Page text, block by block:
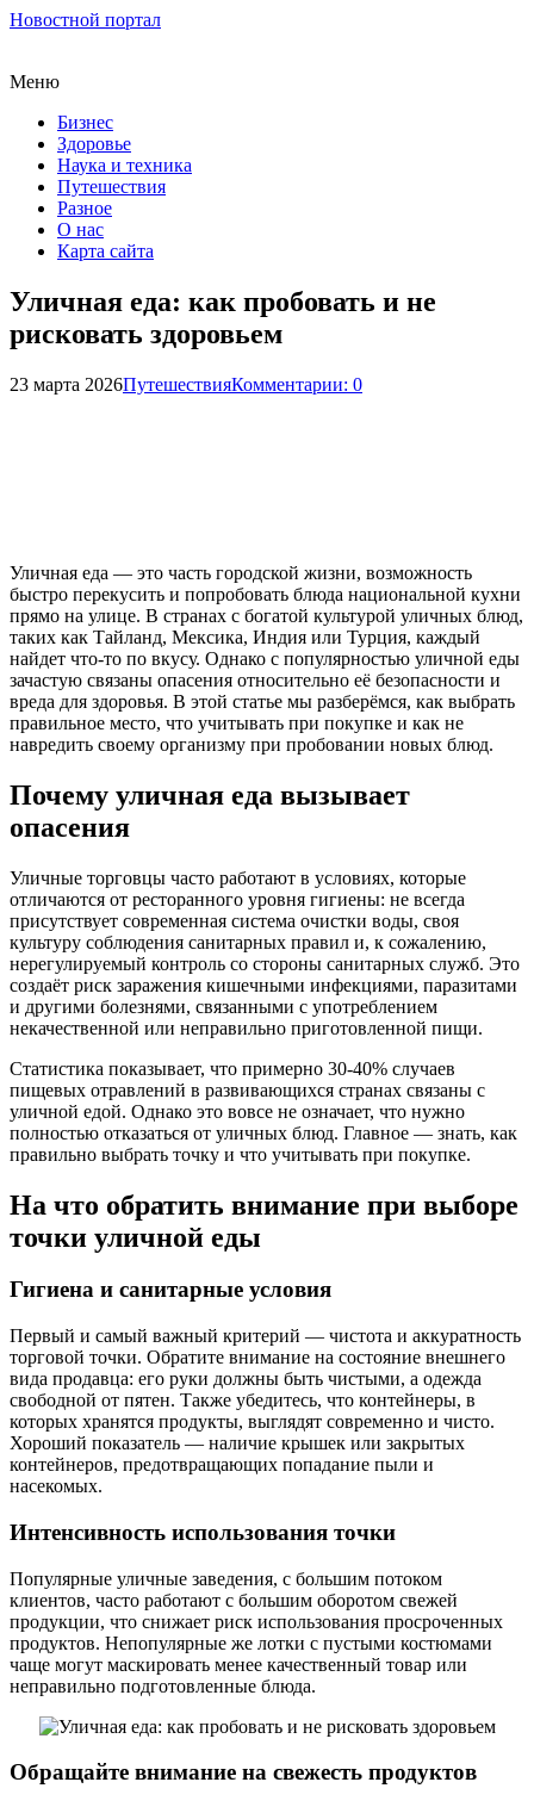
Новостной портал
Меню
Бизнес
Здоровье
Наука и техника
Путешествия
Разное
О нас
Карта сайта
Уличная еда: как пробовать и не
рисковать здоровьем
23 марта 2026ПутешествияКомментарии: 0
Уличная еда — это часть городской жизни, возможность
быстро перекусить и попробовать блюда национальной кухни
прямо на улице. В странах с богатой культурой уличных блюд,
таких как Тайланд, Мексика, Индия или Турция, каждый
найдет что-то по вкусу. Однако с популярностью уличной еды
зачастую связаны опасения относительно её безопасности и
вреда для здоровья. В этой статье мы разберёмся, как выбрать
правильное место, что учитывать при покупке и как не
навредить своему организму при пробовании новых блюд.
Почему уличная еда вызывает
опасения
Уличные торговцы часто работают в условиях, которые
отличаются от ресторанного уровня гигиены: не всегда
присутствует современная система очистки воды, своя
культуру соблюдения санитарных правил и, к сожалению,
нерегулируемый контроль со стороны санитарных служб. Это
создаёт риск заражения кишечными инфекциями, паразитами
и другими болезнями, связанными с употреблением
некачественной или неправильно приготовленной пищи.
Статистика показывает, что примерно 30-40% случаев
пищевых отравлений в развивающихся странах связаны с
уличной едой. Однако это вовсе не означает, что нужно
полностью отказаться от уличных блюд. Главное — знать, как
правильно выбрать точку и что учитывать при покупке.
На что обратить внимание при выборе
точки уличной еды
Гигиена и санитарные условия
Первый и самый важный критерий — чистота и аккуратность
торговой точки. Обратите внимание на состояние внешнего
вида продавца: его руки должны быть чистыми, а одежда
свободной от пятен. Также убедитесь, что контейнеры, в
которых хранятся продукты, выглядят современно и чисто.
Хороший показатель — наличие крышек или закрытых
контейнеров, предотвращающих попадание пыли и
насекомых.
Интенсивность использования точки
Популярные уличные заведения, с большим потоком
клиентов, часто работают с большим оборотом свежей
продукции, что снижает риск использования просроченных
продуктов. Непопулярные же лотки с пустыми костюмами
чаще могут маскировать менее качественный товар или
неправильно подготовленные блюда.
Обращайте внимание на свежесть продуктов